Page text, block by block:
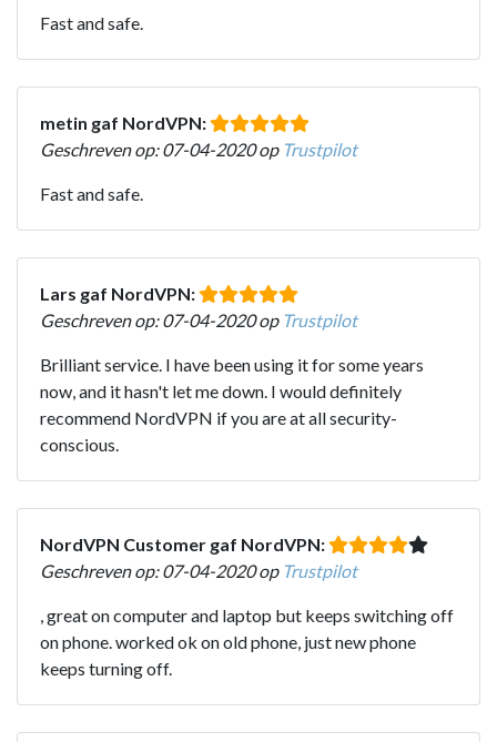
Fast and safe.
metin gaf NordVPN:
Geschreven op: 07-04-2020 op Trustpilot
Fast and safe.
Lars gaf NordVPN:
Geschreven op: 07-04-2020 op Trustpilot
Brilliant service. I have been using it for some years
now, and it hasn't let me down. I would definitely
recommend NordVPN if you are at all security-
conscious.
NordVPN Customer gaf NordVPN:
Geschreven op: 07-04-2020 op Trustpilot
, great on computer and laptop but keeps switching off
on phone. worked ok on old phone, just new phone
keeps turning off.